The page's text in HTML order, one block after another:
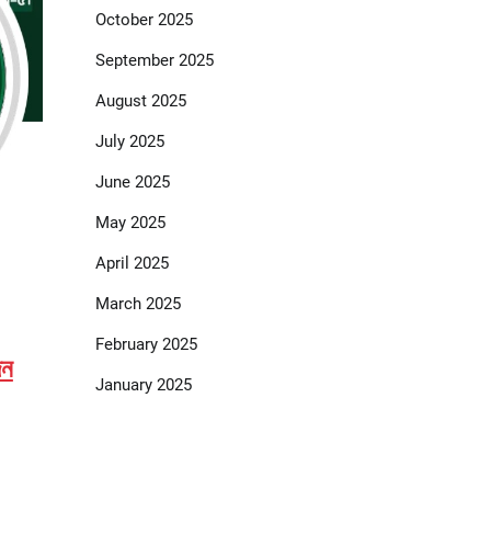
October 2025
September 2025
August 2025
July 2025
June 2025
May 2025
April 2025
March 2025
February 2025
January 2025